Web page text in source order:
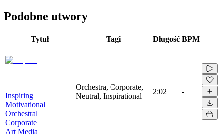
Podobne utwory
Tytuł Tagi Długość BPM
Inspiring
Motivational
Orchestral
Corporate
Art Media
Orchestra, Corporate,
Neutral, Inspirational
2:02 -